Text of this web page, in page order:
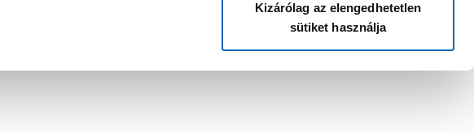
Kizárólag az elengedhetetlen
sütiket használja